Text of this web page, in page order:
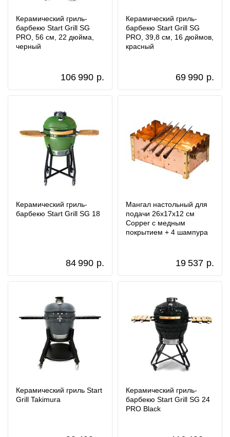
Керамический гриль-
барбекю Start Grill SG
PRO, 56 см, 22 дюйма,
черный
106 990 р.
Керамический гриль-
барбекю Start Grill SG
PRO, 39,8 см, 16 дюймов,
красный
69 990 р.
Керамический гриль-
барбекю Start Grill SG 18
84 990 р.
Мангал настольный для
подачи 26x17x12 см
Copper с медным
покрытием + 4 шампура
19 537 р.
Керамический гриль Start
Grill Takimura
Керамический гриль-
барбекю Start Grill SG 24
PRO Black